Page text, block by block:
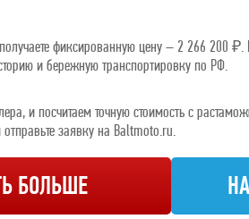
фиксированную цену – 2 266 200 ₽.
и бережную транспортировку по РФ.
и посчитаем точную стоимость с
заявку на Baltmoto.ru.
БОЛЬШЕ